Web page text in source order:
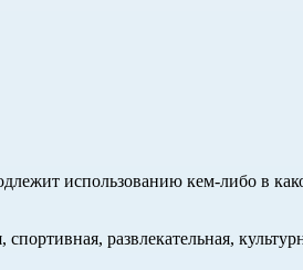
использованию кем-либо в
развлекательная,